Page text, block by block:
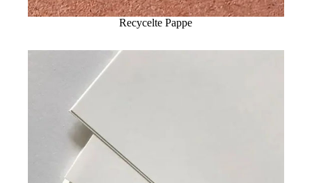
Recycelte Pappe